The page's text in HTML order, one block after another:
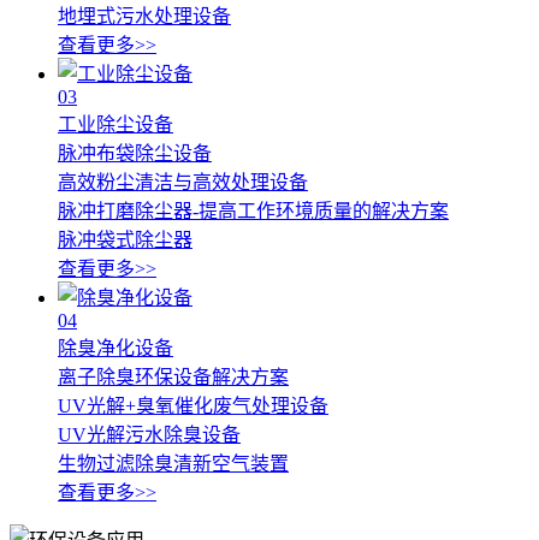
地埋式污水处理设备
查看更多>>
03
工业除尘设备
脉冲布袋除尘设备
高效粉尘清洁与高效处理设备
脉冲打磨除尘器-提高工作环境质量的解决方案
脉冲袋式除尘器
查看更多>>
04
除臭净化设备
离子除臭环保设备解决方案
UV光解+臭氧催化废气处理设备
UV光解污水除臭设备
生物过滤除臭清新空气装置
查看更多>>